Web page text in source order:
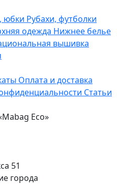
юбки Рубахи, футболки
одежда Нижнее белье
вышивка
Оплата и доставка
Статьи
Eco»
51
города